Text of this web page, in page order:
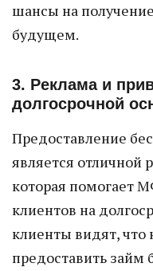
шансы на
будущем.
3. Реклама и
долгосрочной
Предоставление
является отличной
которая помогает
клиентов на
клиенты видят, что
предоставить займ